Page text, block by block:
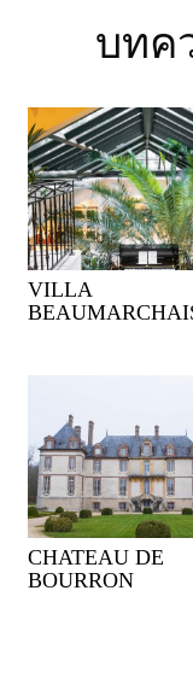
บท
VILLA
CHATEAU DE
BOURRON